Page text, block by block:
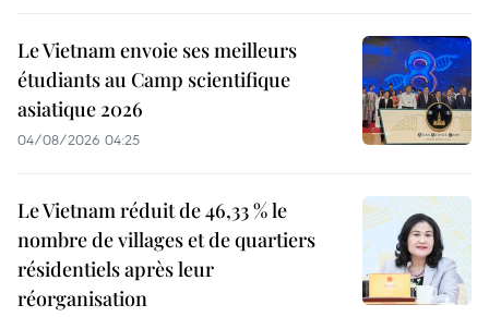
Le Vietnam envoie ses meilleurs
étudiants au Camp scientifique
asiatique 2026
04/08/2026 04:25
Le Vietnam réduit de 46,33 % le
nombre de villages et de quartiers
résidentiels après leur
réorganisation